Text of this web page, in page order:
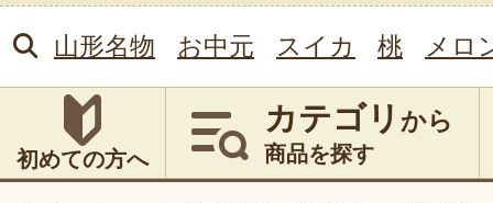
山形名物 お中元 スイカ 桃 メロ
初めての方へ
カテゴリ から
商品を探す